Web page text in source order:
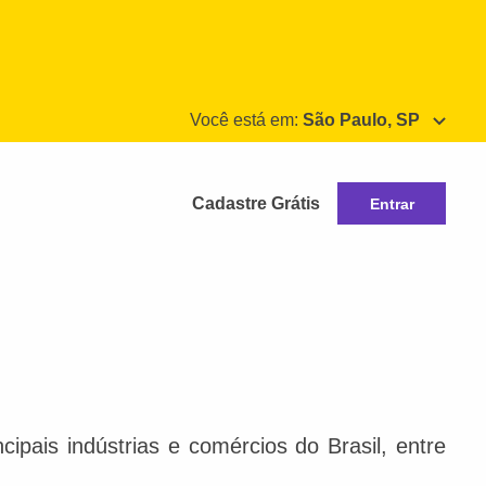
Você está em: São Paulo, SP
Cadastre Grátis Entrar
indústrias e comércios do Brasil, entre